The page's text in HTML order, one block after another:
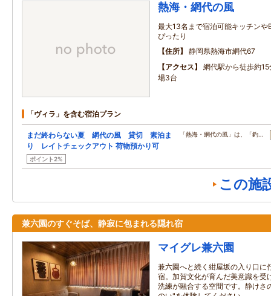
熱海・網代の風
最大13名まで宿泊可能キッチン
ぴったり
住所
静岡県熱海市網代67
アクセス
網代駅から徒歩約
場3台
「ヴィラ」を含む宿泊プラン
まだ終わらない夏 網代の風 貸切 素泊ま
り レイトチェックアウト 荷物預かり可
ポイント2%
「熱海・網代の風」は、「釣…
この施
兼六園のすぐそば、静寂に包まれる隠れ宿
マイグレ兼六園
兼六園へと続く紺屋坂の入り口に
宿。加賀文化が育んだ美意識を受
洗練が融合する空間です。静けさ